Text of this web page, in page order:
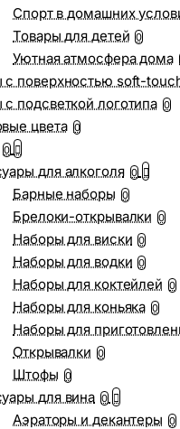
Спорт в домашних
Товары для детей 0
Уютная атмосфера дома
с поверхностью soft-
с подсветкой логотипа 0
цвета 0
0
для алкоголя 0
Барные наборы 0
Брелоки-открывалки 0
Наборы для виски 0
Наборы для водки 0
Наборы для коктейлей 0
Наборы для коньяка 0
Наборы для
Открывалки 0
Штофы 0
для вина 0
Аэраторы и декантеры 0